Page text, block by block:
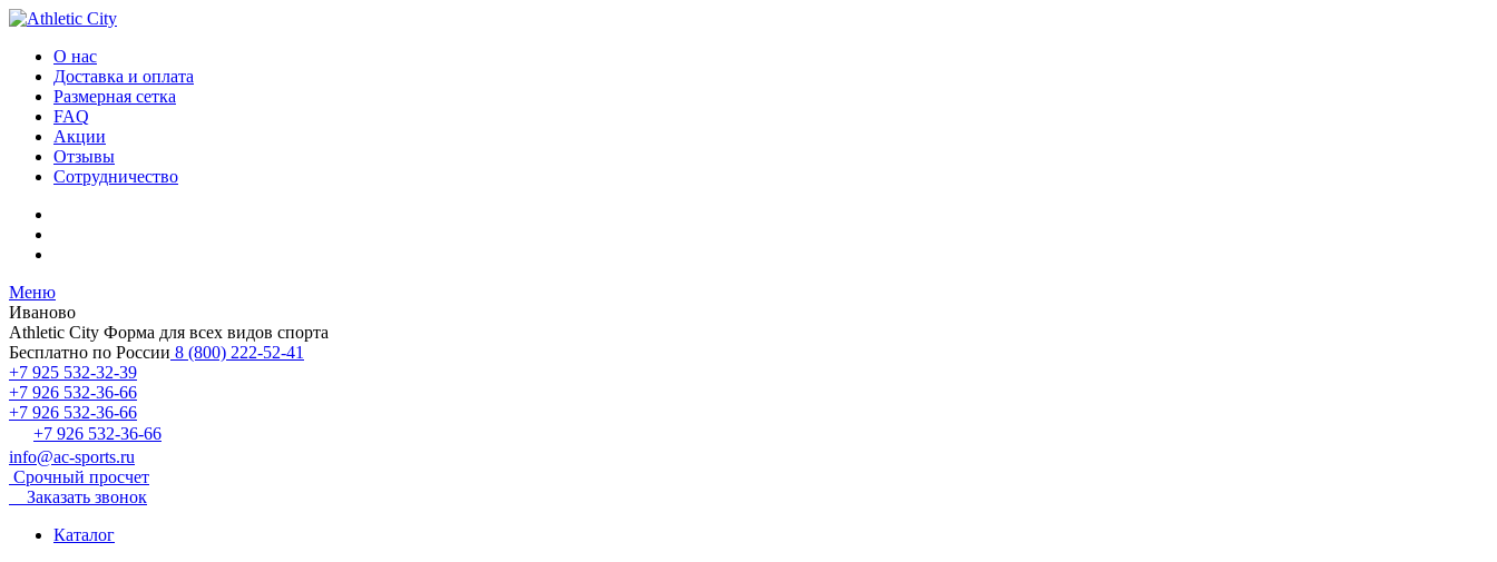
О нас
Доставка и оплата
Размерная сетка
FAQ
Акции
Отзывы
Сотрудничество
Меню
Иваново
Athletic City Форма для всех видов спорта
Бесплатно по России 8 (800) 222-52-41
+7 925 532-32-39
+7 926 532-36-66
+7 926 532-36-66
+7 926 532-36-66
info@ac-sports.ru
Срочный просчет
Заказать звонок
Каталог